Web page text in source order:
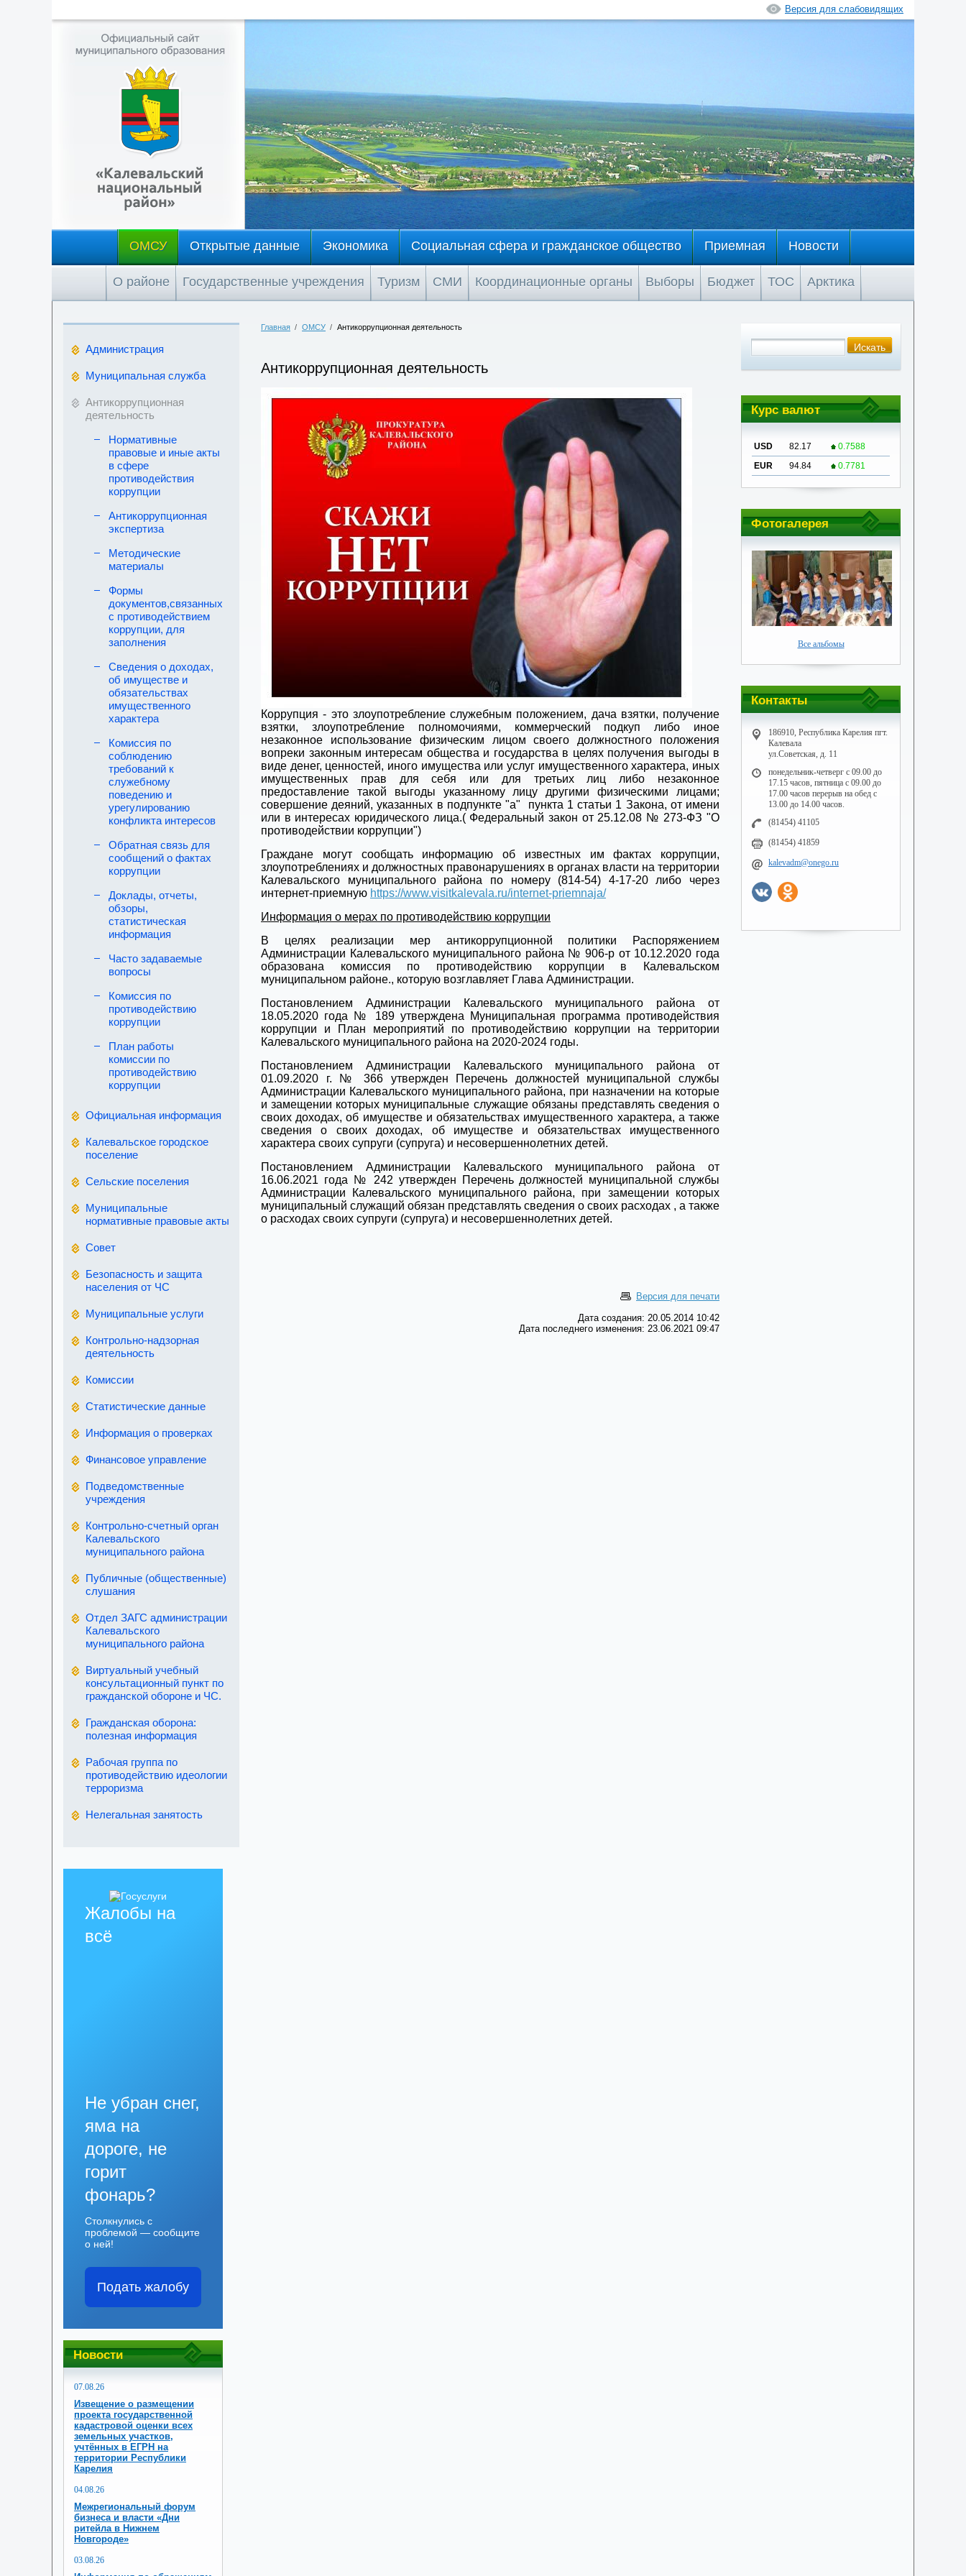
Версия для слабовидящих
ОМСУ Открытые данные Экономика Социальная сфера и гражданское общество Приемная Новости
О районе Государственные учреждения Туризм СМИ Координационные органы Выборы Бюджет ТОС Арктика
Администрация
Муниципальная служба
Антикоррупционная
деятельность
Нормативные
правовые и иные акты
в сфере
противодействия
коррупции
Антикоррупционная
экспертиза
Методические
материалы
Формы
документов,связанных
с противодействием
коррупции, для
заполнения
Сведения о доходах,
об имуществе и
обязательствах
имущественного
характера
Комиссия по
соблюдению
требований к
служебному
поведению и
урегулированию
конфликта интересов
Обратная связь для
сообщений о фактах
коррупции
Доклады, отчеты,
обзоры,
статистическая
информация
Часто задаваемые
вопросы
Комиссия по
противодействию
коррупции
План работы
комиссии по
противодействию
коррупции
Официальная информация
Калевальское городское
поселение
Сельские поселения
Муниципальные
нормативные правовые акты
Совет
Безопасность и защита
населения от ЧС
Муниципальные услуги
Контрольно-надзорная
деятельность
Комиссии
Статистические данные
Информация о проверках
Финансовое управление
Подведомственные
учреждения
Контрольно-счетный орган
Калевальского
муниципального района
Публичные (общественные)
слушания
Отдел ЗАГС администрации
Калевальского
муниципального района
Виртуальный учебный
консультационный пункт по
гражданской обороне и ЧС.
Гражданская оборона:
полезная информация
Рабочая группа по
противодействию идеологии
терроризма
Нелегальная занятость
Жалобы на
всё
Не убран снег,
яма на
дороге, не
горит
фонарь?
Столкнулись с
проблемой — сообщите
о ней!
Подать жалобу
Новости
07.08.26
Извещение о размещении
проекта государственной
кадастровой оценки всех
земельных участков,
учтённых в ЕГРН на
территории Республики
Карелия
04.08.26
Межрегиональный форум
бизнеса и власти «Дни
ритейла в Нижнем
Новгороде»
03.08.26
Главная / ОМСУ / Антикоррупционная деятельность
Антикоррупционная деятельность
Коррупция - это злоупотребление служебным положением, дача взятки, получение
взятки, злоупотребление полномочиями, коммерческий подкуп либо иное
незаконное использование физическим лицом своего должностного положения
вопреки законным интересам общества и государства в целях получения выгоды в
виде денег, ценностей, иного имущества или услуг имущественного характера, иных
имущественных прав для себя или для третьих лиц либо незаконное
предоставление такой выгоды указанному лицу другими физическими лицами;
совершение деяний, указанных в подпункте "а" пункта 1 статьи 1 Закона, от имени
или в интересах юридического лица.( Федеральный закон от 25.12.08 № 273-ФЗ "О
противодействии коррупции")
Граждане могут сообщать информацию об известных им фактах коррупции,
злоупотреблениях и должностных правонарушениях в органах власти на территории
Калевальского муниципального района по номеру (814-54) 4-17-20 либо через
интернет-приемную https://www.visitkalevala.ru/internet-priemnaja/
Информация о мерах по противодействию коррупции
В целях реализации мер антикоррупционной политики Распоряжением
Администрации Калевальского муниципального района № 906-р от 10.12.2020 года
образована комиссия по противодействию коррупции в Калевальском
муниципальном районе., которую возглавляет Глава Администрации.
Постановлением Администрации Калевальского муниципального района от
18.05.2020 года № 189 утверждена Муниципальная программа противодействия
коррупции и План мероприятий по противодействию коррупции на территории
Калевальского муниципального района на 2020-2024 годы.
Постановлением Администрации Калевальского муниципального района от
01.09.2020 г. № 366 утвержден Перечень должностей муниципальной службы
Администрации Калевальского муниципального района, при назначении на которые
и замещении которых муниципальные служащие обязаны представлять сведения о
своих доходах, об имуществе и обязательствах имущественного характера, а также
сведения о своих доходах, об имуществе и обязательствах имущественного
характера своих супруги (супруга) и несовершеннолетних детей.
Постановлением Администрации Калевальского муниципального района от
16.06.2021 года № 242 утвержден Перечень должностей муниципальной службы
Администрации Калевальского муниципального района, при замещении которых
муниципальный служащий обязан представлять сведения о своих расходах , а также
о расходах своих супруги (супруга) и несовершеннолетних детей.
Версия для печати
Дата создания: 20.05.2014 10:42
Дата последнего изменения: 23.06.2021 09:47
Курс валют
USD 82.17
0.7588
EUR
94.84 0.7781
Фотогалерея
Все альбомы
Контакты
186910, Республика Карелия пгт.
Калевала
ул.Советская, д. 11
понедельник-четверг с 09.00 до
17.15 часов, пятница с 09.00 до
17.00 часов перерыв на обед с
13.00 до 14.00 часов.
(81454) 41105
(81454) 41859
kalevadm@onego.ru